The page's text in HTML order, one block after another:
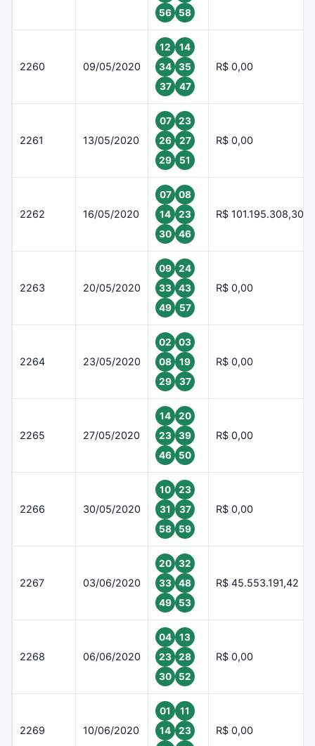
56
58
2260 09/05/2020
12
14
34
35
37
47
R$ 0,00
2261 13/05/2020
07
23
26
27
29
51
R$ 0,00
2262 16/05/2020
07
08
14
23
30
46
R$ 101.195.308,30
2263 20/05/2020
09
24
33
43
49
57
R$ 0,00
2264 23/05/2020
02
03
08
19
29
37
R$ 0,00
2265 27/05/2020
14
20
23
39
46
50
R$ 0,00
2266 30/05/2020
10
23
31
37
58
59
R$ 0,00
2267 03/06/2020
20
32
33
48
49
53
R$ 45.553.191,42
2268 06/06/2020
04
13
23
28
30
52
R$ 0,00
2269 10/06/2020
01
11
14
23
R$ 0,00